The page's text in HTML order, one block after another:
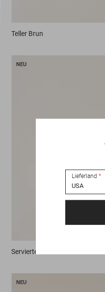
Teller Brun
NEU
Servierteller
NEU
Lieferland